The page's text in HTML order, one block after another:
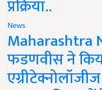
प्रक्रिया..
News
Maharashtra
फडणवीस ने